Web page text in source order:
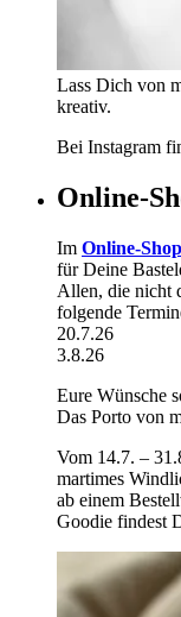
Lass Dich von
kreativ.
Bei Instagram
Online-
Im Online-Shop
für Deine
Allen, die nicht
folgende
20.7.26
3.8.26
Eure Wünsche
Das Porto von
Vom 14.7. –
martimes
ab einem
Goodie findest